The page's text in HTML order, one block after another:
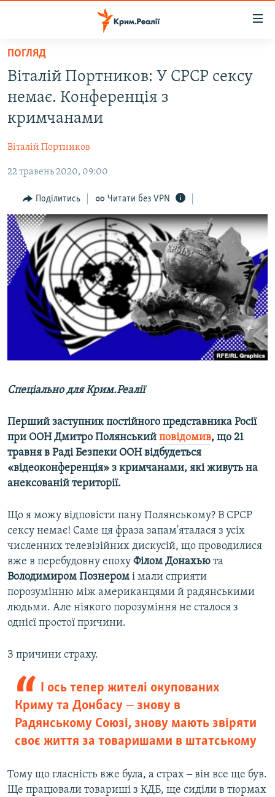
Перейти
основного
матеріалу
до
основної
Перейти
пошуку
БЛОГИ
ПОГЛЯД
ІНТЕРВ'Ю
ВСЕ ЗА ДЕНЬ
СПЕЦПРОЕКТИ
ДЕПОРТАЦІЯ
ВІДЕОУРОКИ «ELIFBE»
СВІДЧЕННЯ ОКУПАЦІЇ
УКРАЇНСЬКА ПРОБЛЕМА КРИМУ
ІНФОГРАФІКА
ЯК ОБІЙТИ БЛОКУВАННЯ
Русский
Qırımtatar
ПОГЛЯД
Віталій Портников: У СРСР сексу
немає. Конференція з
кримчанами
Віталій Портников
22 травень 2020, 09:00
Поділитись Читати без VPN
Спеціально для Крим.Реалії
Перший заступник постійного представника Росії
при ООН Дмитро Полянський повідомив, що 21
травня в Раді Безпеки ООН відбудеться
«відеоконференція» з кримчанами, які живуть на
анексованій території.
Що я можу відповісти пану Полянському? В СРСР
сексу немає! Саме ця фраза запам'яталася з усіх
численних телевізійних дискусій, що проводилися
вже в перебудовну епоху Філом Донахью та
Володимиром Познером і мали сприяти
порозумінню між американцями й радянськими
людьми. Але ніякого порозуміння не сталося з
однієї простої причини.
З причини страху.
І ось тепер жителі окупованих
Криму та Донбасу ‒ знову в
Радянському Союзі, знову мають звіряти
своє життя за товаришами в штатському
Тому що гласність вже була, а страх ‒ він все ще був.
Ще працювали товариші з КДБ, ще сиділи в тюрмах